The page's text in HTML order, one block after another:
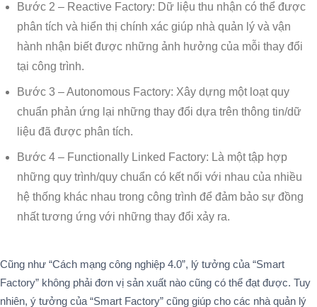
Bước 2 – Reactive Factory: Dữ liệu thu nhận có thể được
phân tích và hiển thị chính xác giúp nhà quản lý và vận
hành nhận biết được những ảnh hưởng của mỗi thay đổi
tại công trình.
Bước 3 – Autonomous Factory: Xây dựng một loạt quy
chuẩn phản ứng lại những thay đổi dựa trên thông tin/dữ
liệu đã được phân tích.
Bước 4 – Functionally Linked Factory: Là một tập hợp
những quy trình/quy chuẩn có kết nối với nhau của nhiều
hệ thống khác nhau trong công trình để đảm bảo sự đồng
nhất tương ứng với những thay đổi xảy ra.
Cũng như “Cách mạng công nghiệp 4.0”, lý tưởng của “Smart
Factory” không phải đơn vị sản xuất nào cũng có thể đạt được. Tuy
nhiên, ý tưởng của “Smart Factory” cũng giúp cho các nhà quản lý